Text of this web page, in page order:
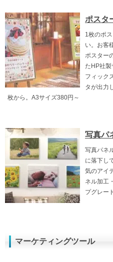
ポスタ
1枚のポ
い。お客
ポスター
たHP社製
フィック
タが出力
枚から。A3サイズ380円～
写真パ
写真パネ
に落下し
気のアイ
ネル加工
プグレー
マーケティングツール